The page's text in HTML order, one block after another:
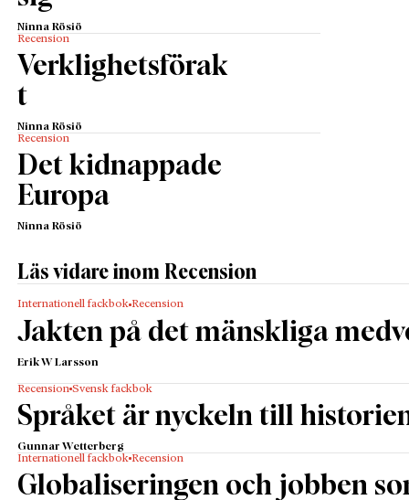
Ninna Rösiö
Recension
Verklighetsförak
t
Ninna Rösiö
Recension
Det kidnappade
Europa
Ninna Rösiö
Läs vidare inom Recension
Internationell fackbok Recension
Jakten på det mänskliga
Erik W Larsson
Recension Svensk fackbok
Språket är nyckeln till
Gunnar Wetterberg
Internationell fackbok Recension
Globaliseringen och jobben